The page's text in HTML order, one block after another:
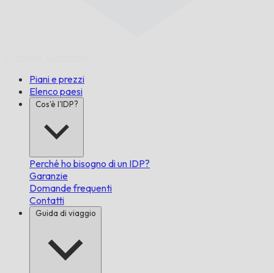
Piani e prezzi
Elenco paesi
Cos'è l'IDP?
Perché ho bisogno di un IDP?
Garanzie
Domande frequenti
Contatti
Guida di viaggio